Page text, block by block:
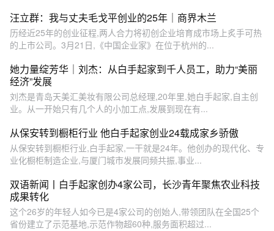
汪立群：我与丈夫毛戈平创业的25年｜商界木兰
历经近25年的创业征程,两人合力将初创企业培育成市场上炙手可热
的上市公司。3月21日,《中国企业家》在位于杭州的...
她力量绽芳华｜刘杰：从白手起家到千人员工，助力“美丽
经济”发展
刘杰是青岛天美汇美妆有限公司总经理,20年里,她白手起家,自主创
业。从一开始只有几个人的小加工点,发展到现在有...
从保安转到橱柜行业 他白手起家创业24载成家乡骄傲
从保安转到橱柜行业,白手起家,一干就是24年。他创办的现代化、专
业化橱柜制造企业,与厦门城市发展同频共振,事业...
双语新闻丨白手起家创办4家公司，长沙青年聚焦农业科技
成果转化
这个26岁的年轻人如今已是4家公司的创始人,带领团队在全国25个
省份建立了示范基地,示范作物超60种,服务面积超过...